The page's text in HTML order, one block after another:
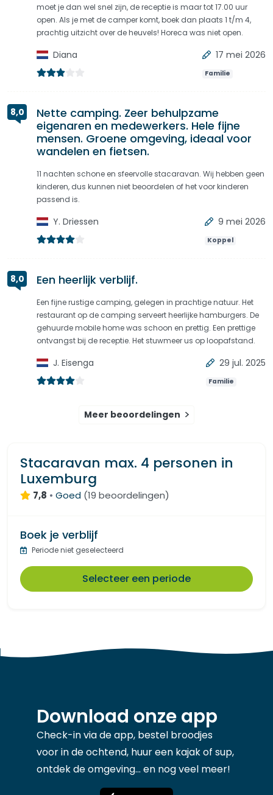
moet je dan wel snel zijn, de receptie is maar tot 17.00 uur
open. Als je met de camper komt, boek dan plaats 1 t/m 4,
prachtig uitzicht over de heuvels! Horeca was niet open.
Diana 17 mei 2026
Familie
8,0
Nette camping. Zeer behulpzame
eigenaren en medewerkers. Hele fijne
mensen. Groene omgeving, ideaal voor
wandelen en fietsen.
11 nachten schone en sfeervolle stacaravan. Wij hebben geen
kinderen, dus kunnen niet beoordelen of het voor kinderen
passend is.
Y. Driessen 9 mei 2026
Koppel
8,0 Een heerlijk verblijf.
Een fijne rustige camping, gelegen in prachtige natuur. Het
restaurant op de camping serveert heerlijke hamburgers. De
gehuurde mobile home was schoon en prettig. Een prettige
ontvangst bij de receptie. Het stuwmeer us op loopafstand.
J. Eisenga 29 jul. 2025
Familie
Meer beoordelingen
Stacaravan max. 4 personen in
Luxemburg
7,8 • Goed (19 beoordelingen)
Boek je verblijf
Periode niet geselecteerd
Selecteer een periode
Download onze app
Check-in via de app, bestel broodjes
voor in de ochtend, huur een kajak of sup,
ontdek de omgeving... en nog veel meer!